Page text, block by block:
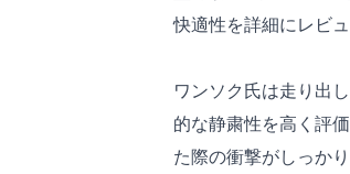
快適性を詳細にレビュ
ワンソク氏は走り出
的な静粛性を高く評
た際の衝撃がしっか